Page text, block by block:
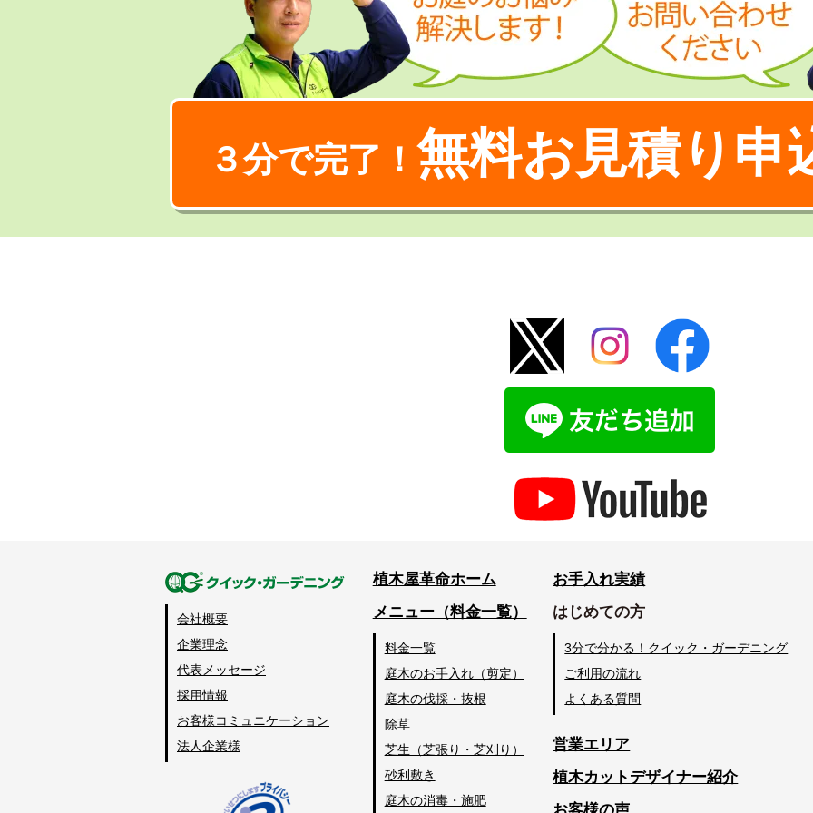
３分で完了！ 無料お見積り申
会社概要
企業理念
代表メッセージ
採用情報
お客様コミュニケーション
法人企業様
植木屋革命ホーム
メニュー（料金一覧）
料金一覧
庭木のお手入れ（剪定）
庭木の伐採・抜根
除草
芝生（芝張り・芝刈り）
砂利敷き
庭木の消毒・施肥
お手入れ実績
はじめての方
3分で分かる！クイック・ガーデニング
ご利用の流れ
よくある質問
営業エリア
植木カットデザイナー紹介